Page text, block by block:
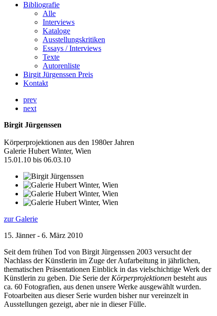
Bibliografie
Alle
Interviews
Kataloge
Ausstellungskritiken
Essays / Interviews
Texte
Autorenliste
Birgit Jürgenssen Preis
Kontakt
prev
next
Birgit Jürgenssen
Körperprojektionen aus den 1980er Jahren
Galerie Hubert Winter, Wien
15.01.10 bis 06.03.10
zur Galerie
15. Jänner - 6. März 2010
Seit dem frühen Tod von Birgit Jürgenssen 2003 versucht der
Nachlass der Künstlerin im Zuge der Aufarbeitung in jährlichen,
thematischen Präsentationen Einblick in das vielschichtige Werk der
Künstlerin zu geben. Die Serie derKörperprojektionen besteht aus
ca. 60 Fotografien, aus denen unsere Werke ausgewählt wurden.
Fotoarbeiten aus dieser Serie wurden bisher nur vereinzelt in
Ausstellungen gezeigt, aber nie in dieser Fülle.